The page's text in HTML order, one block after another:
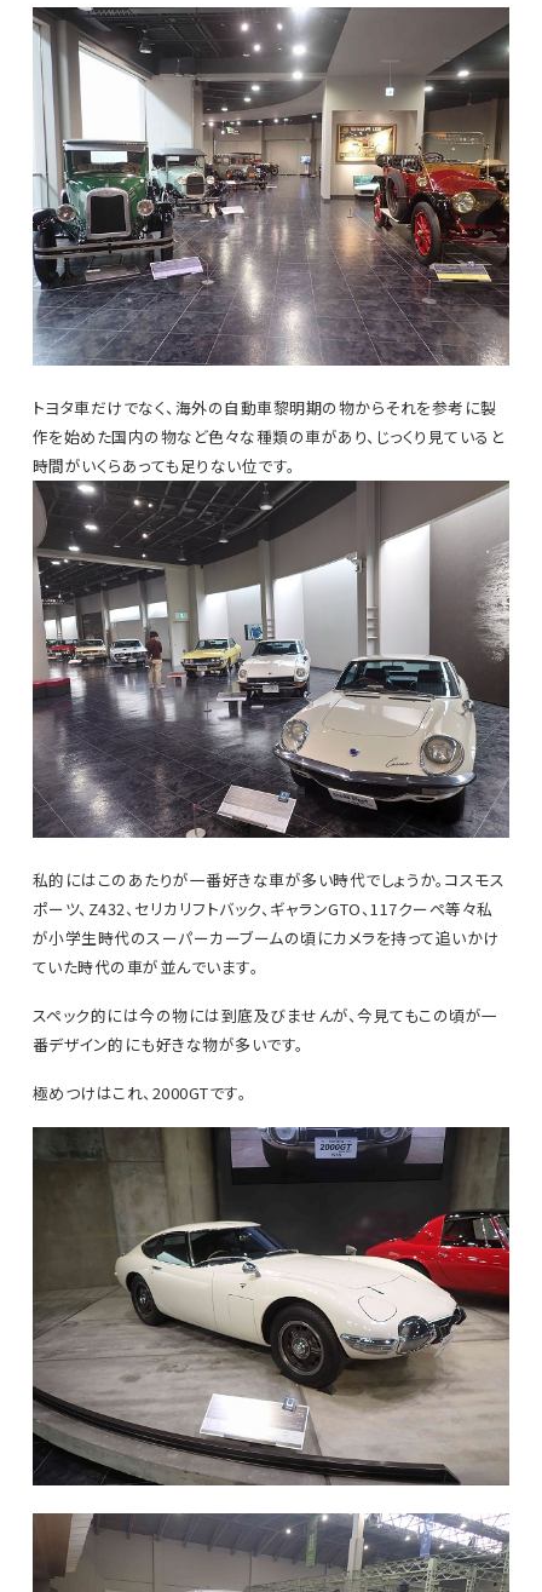
トヨタ車だけでなく、海外の自動車黎明期の物からそれを参考に製
作を始めた国内の物など色々な種類の車があり、じっくり見ていると
時間がいくらあっても足りない位です。
私的にはこのあたりが一番好きな車が多い時代でしょうか。コスモス
ポーツ、Z432、セリカリフトバック、ギャランGTO、117クーペ等々私
が小学生時代のスーパーカーブームの頃にカメラを持って追いかけ
ていた時代の車が並んでいます。
スペック的には今の物には到底及びませんが、今見てもこの頃が一
番デザイン的にも好きな物が多いです。
極めつけはこれ、2000GTです。